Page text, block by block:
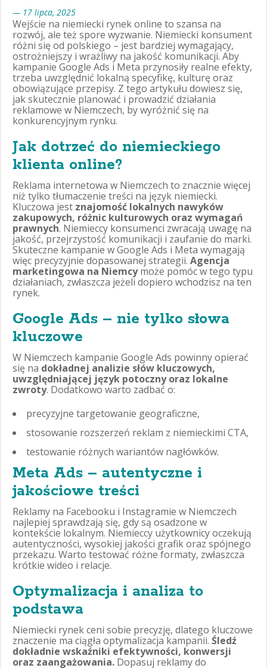
— 17 lipca, 2025
Wejście na niemiecki rynek online to szansa na
rozwój, ale też spore wyzwanie. Niemiecki konsument
różni się od polskiego – jest bardziej wymagający,
ostrożniejszy i wrażliwy na jakość komunikacji. Aby
kampanie Google Ads i Meta przynosiły realne efekty,
trzeba uwzględnić lokalną specyfikę, kulturę oraz
obowiązujące przepisy. Z tego artykułu dowiesz się,
jak skutecznie planować i prowadzić działania
reklamowe w Niemczech, by wyróżnić się na
konkurencyjnym rynku.
Jak dotrzeć do niemieckiego
klienta online?
Reklama internetowa w Niemczech to znacznie więcej
niż tylko tłumaczenie treści na język niemiecki.
Kluczowa jest znajomość lokalnych nawyków
zakupowych, różnic kulturowych oraz wymagań
prawnych. Niemieccy konsumenci zwracają uwagę na
jakość, przejrzystość komunikacji i zaufanie do marki.
Skuteczne kampanie w Google Ads i Meta wymagają
więc precyzyjnie dopasowanej strategii. Agencja
marketingowa na Niemcymoże pomóc w tego typu
działaniach, zwłaszcza jeżeli dopiero wchodzisz na ten
rynek.
Google Ads – nie tylko słowa
kluczowe
W Niemczech kampanie Google Ads powinny opierać
się na dokładnej analizie słów kluczowych,
uwzględniającej język potoczny oraz lokalne
zwroty. Dodatkowo warto zadbać o:
precyzyjne targetowanie geograficzne,
stosowanie rozszerzeń reklam z niemieckimi CTA,
testowanie różnych wariantów nagłówków.
Meta Ads – autentyczne i
jakościowe treści
Reklamy na Facebooku i Instagramie w Niemczech
najlepiej sprawdzają się, gdy są osadzone w
kontekście lokalnym. Niemieccy użytkownicy oczekują
autentyczności, wysokiej jakości grafik oraz spójnego
przekazu. Warto testować różne formaty, zwłaszcza
krótkie wideo i relacje.
Optymalizacja i analiza to
podstawa
Niemiecki rynek ceni sobie precyzję, dlatego kluczowe
znaczenie ma ciągła optymalizacja kampanii. Śledź
dokładnie wskaźniki efektywności, konwersji
oraz zaangażowania. Dopasuj reklamy do